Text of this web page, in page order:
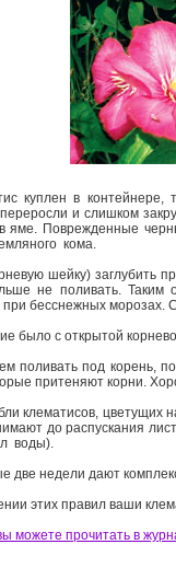
куплен в
и слишком
яме. Поврежденные
кома.
шейку) заглубить
не поливать. Таким
бесснежных морозах.
было с открытой
поливать под корень,
притеняют корни.
клематисов, цветущих
до распускания
воды).
две недели дают
этих правил ваши
можете прочитать в